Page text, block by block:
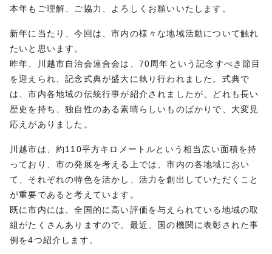
本年もご理解、ご協力、よろしくお願いいたします。
新年に当たり、今回は、市内の様々な地域活動について触れ
たいと思います。
昨年、川越市自治会連合会は、70周年という記念すべき節目
を迎えられ、記念式典が盛大に執り行われました。式典で
は、市内各地域の伝統行事が紹介されましたが、どれも長い
歴史を持ち、独自性のある素晴らしいものばかりで、大変見
応えがありました。
川越市は、約110平⽅キロメートルという相当広い面積を持
っており、市の発展を考える上では、市内の各地域におい
て、それぞれの特色を活かし、活力を創出していただくこと
が重要であると考えています。
既に市内には、全国的に高い評価を与えられている地域の取
組がたくさんありますので、最近、国の機関に表彰された事
例を4つ紹介します。